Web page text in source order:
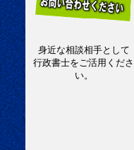
身近な相談相手として
行政書士をご活用くださ
い。